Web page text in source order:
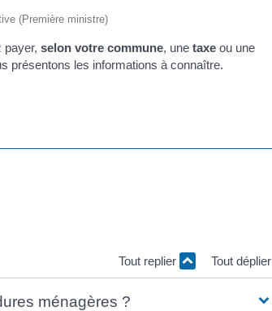
(Première ministre)
payer, selon votre commune, une taxe ou une
présentons les informations à connaître.
Tout replier
Tout déplier
ménagères ?